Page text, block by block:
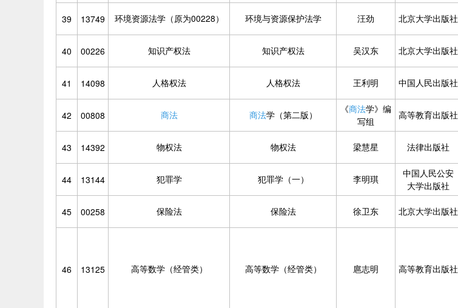
39 13749 环境资源法学（原为00228） 环境与资源保护法学 汪劲 北京大学出版社
40 00226 知识产权法 知识产权法 吴汉东 北京大学出版社
41 14098 人格权法 人格权法 王利明 中国人民出版社
42 00808 商法 商法学（第二版） 《商法学》编
写组
高等教育出版社
43 14392 物权法 物权法 梁慧星 法律出版社
44 13144 犯罪学 犯罪学（一） 李明琪
中国人民公安
大学出版社
45 00258 保险法 保险法 徐卫东 北京大学出版社
46 13125 高等数学（经管类） 高等数学（经管类） 扈志明 高等教育出版社